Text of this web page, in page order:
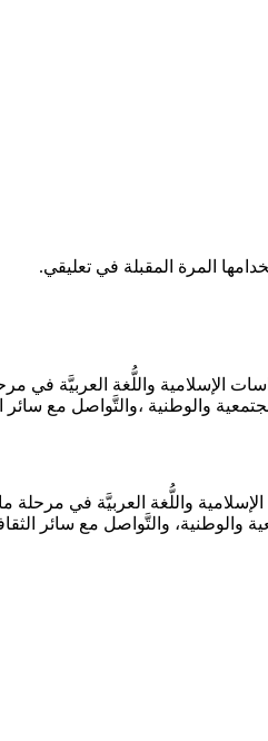
المرة المقبلة في تعليقي.
الإسلامية واللُّغة العربيَّة في
والوطنية ،والتَّواصل مع سائر
واللُّغة العربيَّة في
والوطنية، والتَّواصل مع سائر